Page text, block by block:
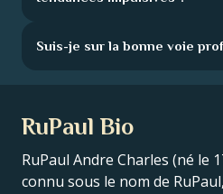
Suis-je sur la bonne voie
RuPaul Bio
RuPaul Andre Charles (né le
connu sous le nom de